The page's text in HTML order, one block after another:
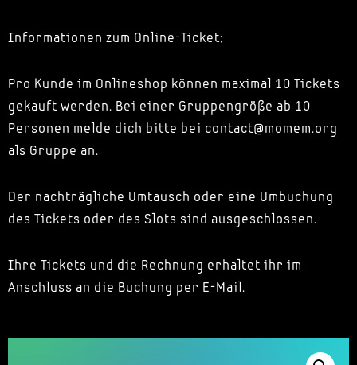
Informationen zum Online-Ticket:
Pro Kunde im Onlineshop können maximal 10 Tickets
gekauft werden. Bei einer Gruppengröße ab 10
Personen melde dich bitte bei contact@momem.org
als Gruppe an.
Der nachträgliche Umtausch oder eine Umbuchung
des Tickets oder des Slots sind ausgeschlossen.
Ihre Tickets und die Rechnung erhaltet ihr im
Anschluss an die Buchung per E-Mail.